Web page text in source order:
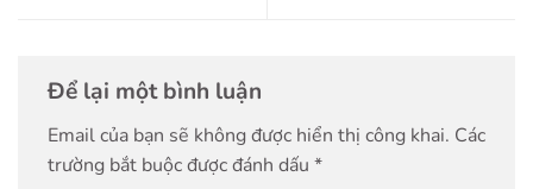
Để lại một bình luận
Email của bạn sẽ không được hiển thị công khai. Các
trường bắt buộc được đánh dấu *